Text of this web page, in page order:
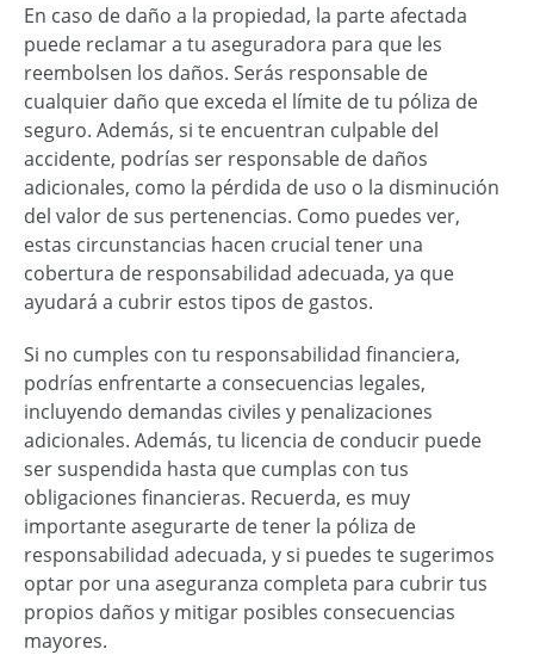
En caso de daño a la propiedad, la parte afectada
puede reclamar a tu aseguradora para que les
reembolsen los daños. Serás responsable de
cualquier daño que exceda el límite de tu póliza de
seguro. Además, si te encuentran culpable del
accidente, podrías ser responsable de daños
adicionales, como la pérdida de uso o la disminución
del valor de sus pertenencias. Como puedes ver,
estas circunstancias hacen crucial tener una
cobertura de responsabilidad adecuada, ya que
ayudará a cubrir estos tipos de gastos.
Si no cumples con tu responsabilidad financiera,
podrías enfrentarte a consecuencias legales,
incluyendo demandas civiles y penalizaciones
adicionales. Además, tu licencia de conducir puede
ser suspendida hasta que cumplas con tus
obligaciones financieras. Recuerda, es muy
importante asegurarte de tener la póliza de
responsabilidad adecuada, y si puedes te sugerimos
optar por una aseguranza completa para cubrir tus
propios daños y mitigar posibles consecuencias
mayores.